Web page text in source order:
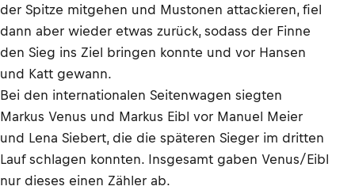
der Spitze mitgehen und Mustonen attackieren, fiel
dann aber wieder etwas zurück, sodass der Finne
den Sieg ins Ziel bringen konnte und vor Hansen
und Katt gewann.
Bei den internationalen Seitenwagen siegten
Markus Venus und Markus Eibl vor Manuel Meier
und Lena Siebert, die die späteren Sieger im dritten
Lauf schlagen konnten. Insgesamt gaben Venus/Eibl
nur dieses einen Zähler ab.